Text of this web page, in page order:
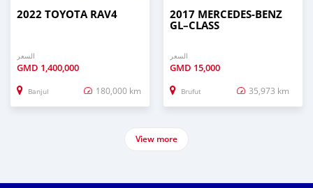
2022 TOYOTA RAV4
السعر
GMD 1,400,000
Banjul 180,000 km
2017 MERCEDES‒BENZ
GL–CLASS
السعر
GMD 15,000
Brufut 35,973 km
View more